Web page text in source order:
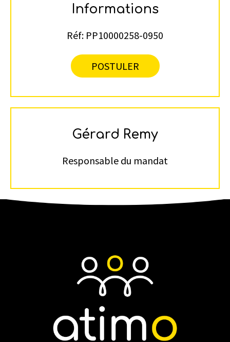
Informations
Réf: PP10000258-0950
POSTULER
Gérard Remy
Responsable du mandat